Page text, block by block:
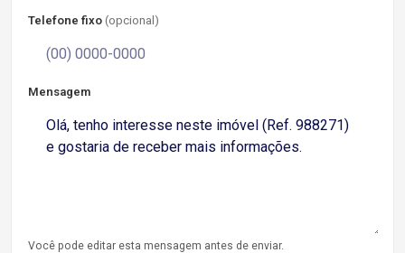
Telefone fixo (opcional)
Mensagem
Você pode editar esta mensagem antes de enviar.